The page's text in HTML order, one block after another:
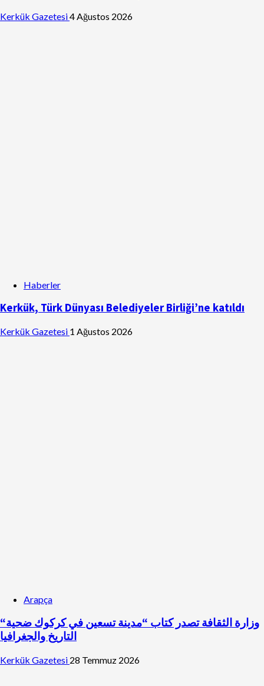
Kerkük Gazetesi4 Ağustos 2026
Haberler
Kerkük, Türk Dünyası Belediyeler Birliği’ne katıldı
Kerkük Gazetesi 1 Ağustos 2026
Arapça
“وزارة الثقافة تصدر كتاب “مدينة تسعين في كركوك ضحية
التاريخ والجغرافيا
Kerkük Gazetesi 28 Temmuz 2026